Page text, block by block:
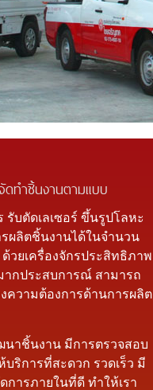
ดทำชิ้นงานตามแบบ
รับตัดเลเซอร์ ขึ้นรูปโลหะ
ผลิตชิ้นงานได้ในจำนวน
วยเครื่องจักรประสิทธิภาพ
ากประสบการณ์ สามารถ
ความต้องการด้านการผลิต
นาชิ้นงาน มีการตรวจสอบ
ริการที่สะดวก รวดเร็ว มี
ารภายในที่ดี ทำให้เรา